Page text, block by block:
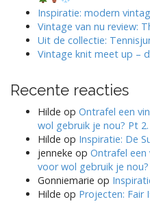
Inspiratie: modern
Vintage van nu review:
Uit de collectie:
Vintage knit meet up –
Recente reacties
Hilde op Ontrafel een
wol gebruik je nou? Pt 2.
Hilde op Inspiratie: De
jenneke op Ontrafel
voor wol gebruik je
Gonniemarie op
Hilde op Projecten: Fair